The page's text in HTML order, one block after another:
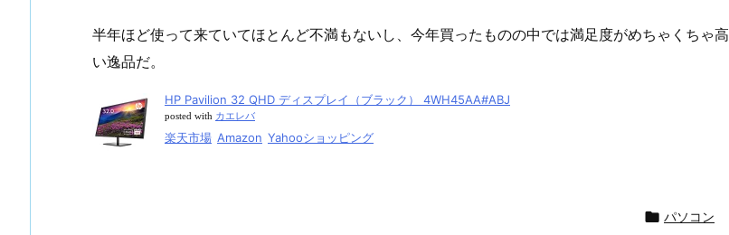
半年ほど使って来ていてほとんど不満もないし、今年買ったものの中では満足度がめちゃくちゃ高
い逸品だ。
HP Pavilion 32 QHD ディスプレイ（ブラック） 4WH45AA#ABJ
posted with カエレバ
楽天市場 Amazon Yahooショッピング
 パソコン